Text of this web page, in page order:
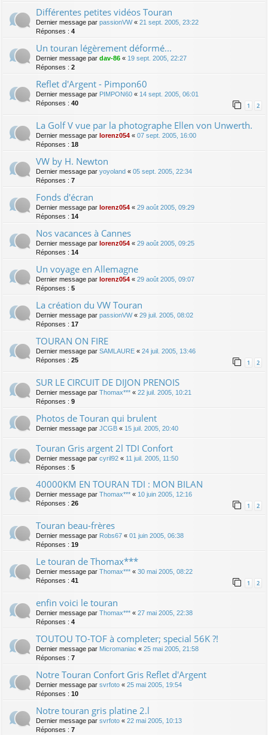
Différentes petites vidéos Touran
Dernier message par passionVW« 21 sept. 2005, 23:22
Réponses : 4
Un touran légèrement déformé...
Dernier message par dav-86 « 19 sept. 2005, 22:27
Réponses : 2
Reflet d'Argent - Pimpon60
Dernier message par PIMPON60 « 14 sept. 2005, 06:01
Réponses : 40 1 2
La Golf V vue par la photographe Ellen von Unwerth.
Dernier message par lorenz054 « 07 sept. 2005, 16:00
Réponses : 18
VW by H. Newton
Dernier message par yoyoland « 05 sept. 2005, 22:34
Réponses : 7
Fonds d'écran
Dernier message par lorenz054 « 29 août 2005, 09:29
Réponses : 14
Nos vacances à Cannes
Dernier message par lorenz054 « 29 août 2005, 09:25
Réponses : 14
Un voyage en Allemagne
Dernier message par lorenz054 « 29 août 2005, 09:07
Réponses : 5
La création du VW Touran
Dernier message par passionVW« 29 juil. 2005, 08:02
Réponses : 17
TOURAN ON FIRE
Dernier message par SAMLAURE « 24 juil. 2005, 13:46
Réponses : 25 1 2
SUR LE CIRCUIT DE DIJON PRENOIS
Dernier message par Thomax*** « 22 juil. 2005, 10:21
Réponses : 9
Photos de Touran qui brulent
Dernier message par JCGB « 15 juil. 2005, 20:40
Touran Gris argent 2l TDI Confort
Dernier message par cyril92 « 11 juil. 2005, 11:50
Réponses : 5
40000KM EN TOURAN TDI : MON BILAN
Dernier message par Thomax*** « 10 juin 2005, 12:16
Réponses : 26 1 2
Touran beau-frères
Dernier message par Robs67 « 01 juin 2005, 06:38
Réponses : 19
Le touran de Thomax***
Dernier message par Thomax*** « 30 mai 2005, 08:22
Réponses : 41 1 2
enfin voici le touran
Dernier message par Thomax*** « 27 mai 2005, 22:38
Réponses : 4
TOUTOU TO-TOF à completer; special 56K ?!
Dernier message par Micromaniac « 25 mai 2005, 21:58
Réponses : 7
Notre Touran Confort Gris Reflet d'Argent
Dernier message par svrfoto « 25 mai 2005, 19:54
Réponses : 10
Notre touran gris platine 2.l
Dernier message par svrfoto « 22 mai 2005, 10:13
Réponses : 7